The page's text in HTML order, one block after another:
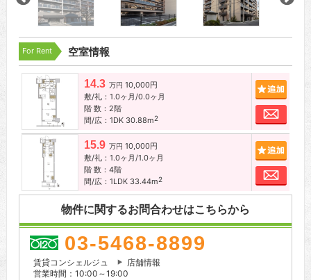
For Rent 空室情報
14.3 万円 10,000円
敷/礼：1.0ヶ月/0.0ヶ月
階 数：2階
間/広：1DK 30.88m2
お問
15.9 万円 10,000円
敷/礼：1.0ヶ月/1.0ヶ月
階 数：4階
間/広：1LDK 33.44m2
お問
物件に関するお問合わせはこちらから
03-5468-8899
賃貸コンシェルジュ
店舗情報
営業時間：10:00～19:00